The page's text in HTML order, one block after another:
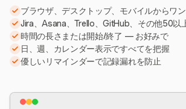
ブラウザ、デスクトップ、モバイルからワ
Jira、Asana、Trello、GitHub、その他50以
時間の長さまたは開始/終了 — お好みで
日、週、カレンダー表示ですべてを把握
優しいリマインダーで記録漏れを防止